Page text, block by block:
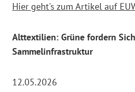
Hier geht's zum Artikel auf
Alttextilien: Grüne fordern
Sammelinfrastruktur
12.05.2026